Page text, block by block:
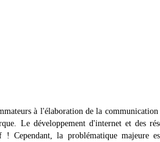
à l'élaboration de la
Le développement d'internet et des
Cependant, la problématique majeure